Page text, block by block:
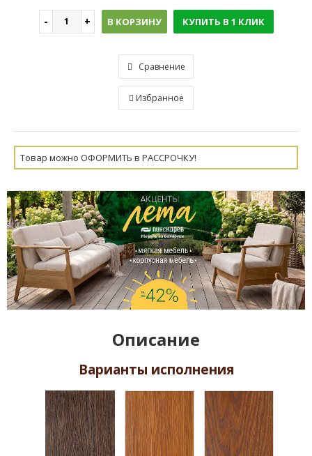
В КОРЗИНУ КУПИТЬ В 1 КЛИК
Сравнение
Избранное
Товар можно ОФОРМИТЬ в РАССРОЧКУ!
Описание
Варианты исполнения